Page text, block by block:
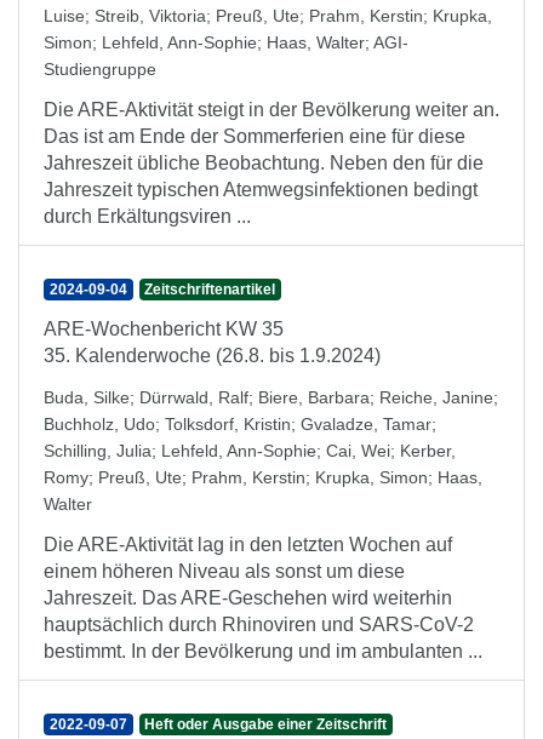
Luise; Streib, Viktoria; Preuß, Ute; Prahm, Kerstin; Krupka,
Simon; Lehfeld, Ann-Sophie; Haas, Walter; AGI-
Studiengruppe
Die ARE-Aktivität steigt in der Bevölkerung weiter an.
Das ist am Ende der Sommerferien eine für diese
Jahreszeit übliche Beobachtung. Neben den für die
Jahreszeit typischen Atemwegsinfektionen bedingt
durch Erkältungsviren ...
2024-09-04 Zeitschriftenartikel
ARE-Wochenbericht KW 35
35. Kalenderwoche (26.8. bis 1.9.2024)
Buda, Silke; Dürrwald, Ralf; Biere, Barbara; Reiche, Janine;
Buchholz, Udo; Tolksdorf, Kristin; Gvaladze, Tamar;
Schilling, Julia; Lehfeld, Ann-Sophie; Cai, Wei; Kerber,
Romy; Preuß, Ute; Prahm, Kerstin; Krupka, Simon; Haas,
Walter
Die ARE-Aktivität lag in den letzten Wochen auf
einem höheren Niveau als sonst um diese
Jahreszeit. Das ARE-Geschehen wird weiterhin
hauptsächlich durch Rhinoviren und SARS-CoV-2
bestimmt. In der Bevölkerung und im ambulanten ...
2022-09-07 Heft oder Ausgabe einer Zeitschrift